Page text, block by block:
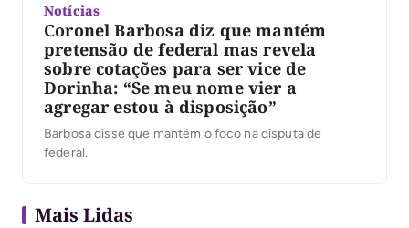
Notícias
Coronel Barbosa diz que mantém
pretensão de federal mas revela
sobre cotações para ser vice de
Dorinha: “Se meu nome vier a
agregar estou à disposição”
Barbosa disse que mantém o foco na disputa de
federal.
Mais Lidas